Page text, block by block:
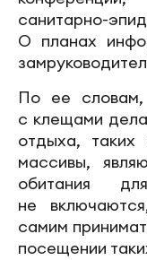
санитарно-
О планах
По ее
с клещами
отдыха,
массивы,
обитания
не
самим
посещении